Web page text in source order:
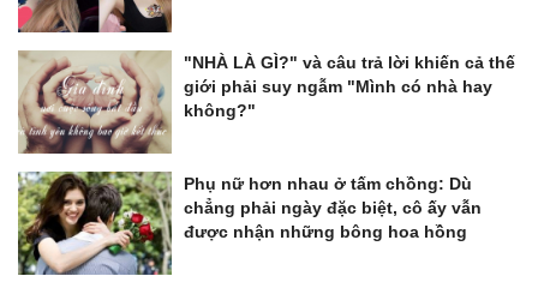
"NHÀ LÀ GÌ?" và câu trả lời khiến cả thế
giới phải suy ngẫm "Mình có nhà hay
không?"
Phụ nữ hơn nhau ở tấm chồng: Dù
chẳng phải ngày đặc biệt, cô ấy vẫn
được nhận những bông hoa hồng